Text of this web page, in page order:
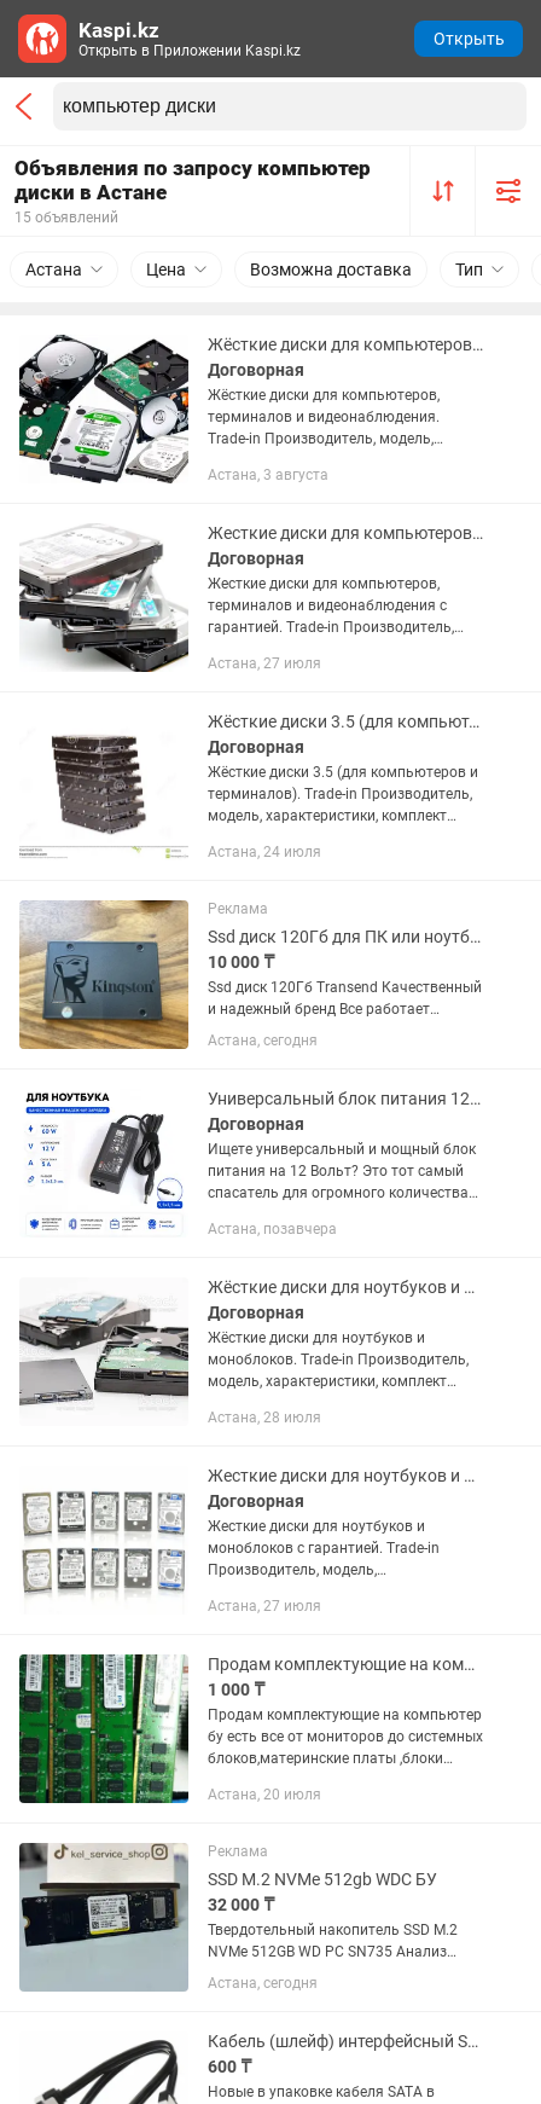
Объявления по запросу компьютер
диски в Астане
15 объявлений
Астана Цена Возможна доставка Тип
Жёсткие диски для компьютеров, терминалов и видеонаблюдения.
Договорная
Жёсткие диски для компьютеров,
терминалов и видеонаблюдения.
Trade-in Производитель, модель,
внешний вид данного товара могут
Астана, 3 августа
Жесткие диски для компьютеров, терминалов и видеонаблюдения с гарантией.
Договорная
Жесткие диски для компьютеров,
терминалов и видеонаблюдения с
гарантией. Trade-in Производитель,
поставки и внешний вид данного
указанных...
Астана, 27 июля
Жёсткие диски 3.5 (для компьютеров и терминалов).
Договорная
Жёсткие диски 3.5 (для компьютеров и
терминалов). Trade-in Производитель,
модель, характеристики, комплект
товара могут отличаться от указанных
Астана, 24 июля
Реклама
Ssd диск 120Гб для ПК или ноутбука
10 000 ₸
Ssd диск 120Гб Transend Качественный
и надежный бренд Все работает
Подойдёт для ПК или ноутбука С ним
компьютер будет работать намного
продажей показать что...
Астана, сегодня
Универсальный блок питания 12V 5A 60W 5.5х2.5 мм для мониторов и техники
Договорная
Ищете универсальный и мощный блок
питания на 12 Вольт? Это тот самый
спасатель для огромного количества
выдает честные 60W (5 Ампер), не
Астана, позавчера
Жёсткие диски для ноутбуков и моноблоков.
Договорная
Жёсткие диски для ноутбуков и
моноблоков. Trade-in Производитель,
модель, характеристики, комплект
товара могут отличаться от указанных
Астана, 28 июля
Жесткие диски для ноутбуков и моноблоков с гарантией.
Договорная
Жесткие диски для ноутбуков и
моноблоков с гарантией. Trade-in
Производитель, модель,
внешний вид данного товара могут
объявлении. В...
Астана, 27 июля
Продам комплектующие на компьютер
1 000 ₸
Продам комплектующие на компьютер
бу есть все от мониторов до системных
блоков,материнские платы ,блоки
пишите фото скину не дорого
Астана, 20 июля
Реклама
SSD M.2 NVMe 512gb WDC БУ
32 000 ₸
Твердотельный накопитель SSD M.2
NVMe 512GB WD PC SN735 Анализ
(CrystalDiskInfo): - Здоровье: 97% —
состояние отличнейшее. - Износ:
Наработка: 9222 часа. -...
Астана, сегодня
Кабель (шлейф) интерфейсный SATA 6G, разъем угловой с защелкой, новые
600 ₸
Новые в упаковке кабеля SATA в
Kaspi.kz
Открыть в Приложении Kaspi.kz
Открыть